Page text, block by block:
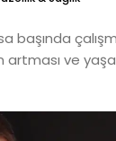
başında
artması ve